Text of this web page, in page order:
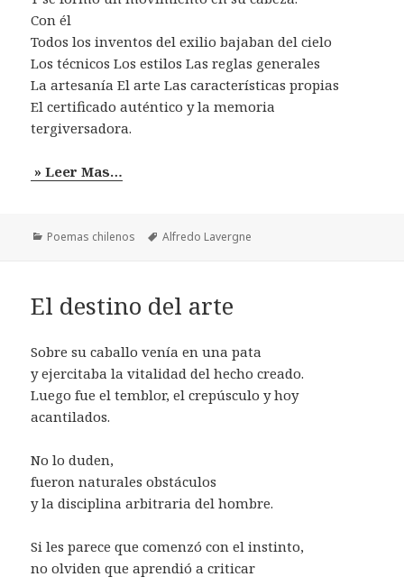
Con él
Todos los inventos del exilio bajaban del cielo
Los técnicos Los estilos Las reglas generales
La artesanía El arte Las características propias
El certificado auténtico y la memoria
tergiversadora.
» Leer Mas…
Categorías
Poemas chilenos Etiquetas
Alfredo Lavergne
El destino del arte
Sobre su caballo venía en una pata
y ejercitaba la vitalidad del hecho creado.
Luego fue el temblor, el crepúsculo y hoy
acantilados.
No lo duden,
fueron naturales obstáculos
y la disciplina arbitraria del hombre.
Si les parece que comenzó con el instinto,
no olviden que aprendió a criticar